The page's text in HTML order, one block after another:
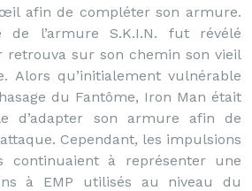
afin de compléter son armure.
de l’armure S.K.I.N. fut révélé
retrouva sur son chemin son vieil
Alors qu’initialement vulnérable
du Fantôme, Iron Man était
d’adapter son armure afin de
Cependant, les impulsions
continuaient à représenter une
à EMP utilisés au niveau du